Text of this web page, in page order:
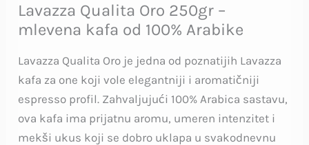
Lavazza Qualita Oro 250gr –
mlevena kafa od 100% Arabike
Lavazza Qualita Oro je jedna od poznatijih Lavazza
kafa za one koji vole elegantniji i aromatičniji
espresso profil. Zahvaljujući 100% Arabica sastavu,
ova kafa ima prijatnu aromu, umeren intenzitet i
mekši ukus koji se dobro uklapa u svakodnevnu